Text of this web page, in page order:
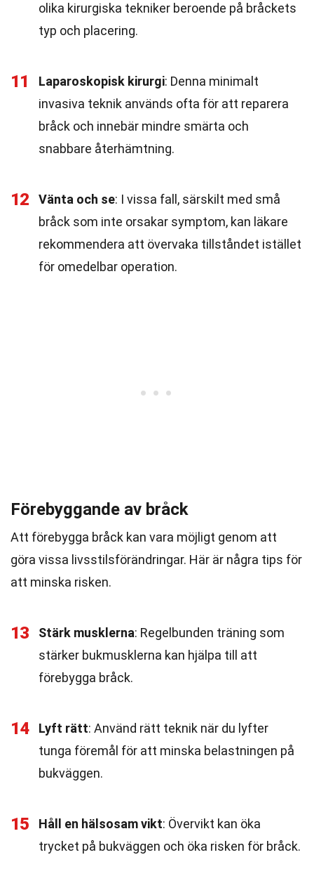
olika kirurgiska tekniker beroende på bråckets
typ och placering.
11 Laparoskopisk kirurgi: Denna minimalt
invasiva teknik används ofta för att reparera
bråck och innebär mindre smärta och
snabbare återhämtning.
12 Vänta och se: I vissa fall, särskilt med små
bråck som inte orsakar symptom, kan läkare
rekommendera att övervaka tillståndet istället
för omedelbar operation.
Förebyggande av bråck
Att förebygga bråck kan vara möjligt genom att
göra vissa livsstilsförändringar. Här är några tips för
att minska risken.
13 Stärk musklerna: Regelbunden träning som
stärker bukmusklerna kan hjälpa till att
förebygga bråck.
14 Lyft rätt: Använd rätt teknik när du lyfter
tunga föremål för att minska belastningen på
bukväggen.
15 Håll en hälsosam vikt: Övervikt kan öka
trycket på bukväggen och öka risken för bråck.